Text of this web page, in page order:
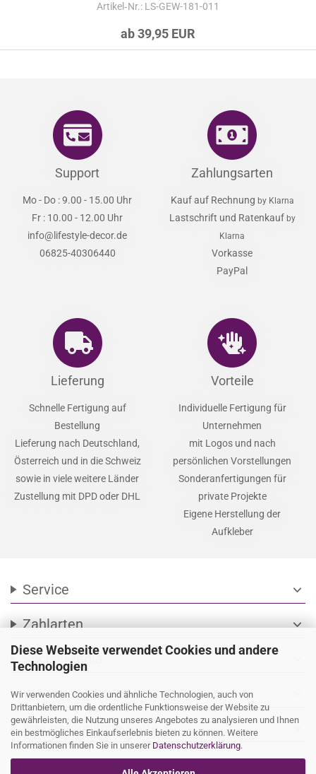
Diese Webseite verwendet Cookies und andere
Technologien
Wir verwenden Cookies und ähnliche Technologien, auch von
Drittanbietern, um die ordentliche Funktionsweise der Website zu
gewährleisten, die Nutzung unseres Angebotes zu analysieren und Ihnen
ein bestmögliches Einkaufserlebnis bieten zu können. Weitere
Informationen finden Sie in unserer Datenschutzerklärung.
Artikel‑Nr.: LS-GEW-181-011
ab 39,95 EUR
Support
Mo - Do : 9.00 - 15.00 Uhr
Fr : 10.00 - 12.00 Uhr
info@lifestyle-decor.de
06825-40306440
Zahlungsarten
Kauf auf Rechnung by Klarna
Lastschrift und Ratenkauf by
Klarna
Vorkasse
PayPal
Lieferung
Schnelle Fertigung auf
Bestellung
Lieferung nach Deutschland,
Österreich und in die Schweiz
sowie in viele weitere Länder
Zustellung mit DPD oder DHL
Vorteile
Individuelle Fertigung für
Unternehmen
mit Logos und nach
persönlichen Vorstellungen
Sonderanfertigungen für
private Projekte
Eigene Herstellung der
Aufkleber
Service expand_more
Zahlarten expand_more
Social Media
Wir versenden mit
Ihre persönliche Seite expand_more